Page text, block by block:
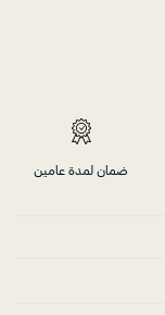
ضمان لمدة عامين